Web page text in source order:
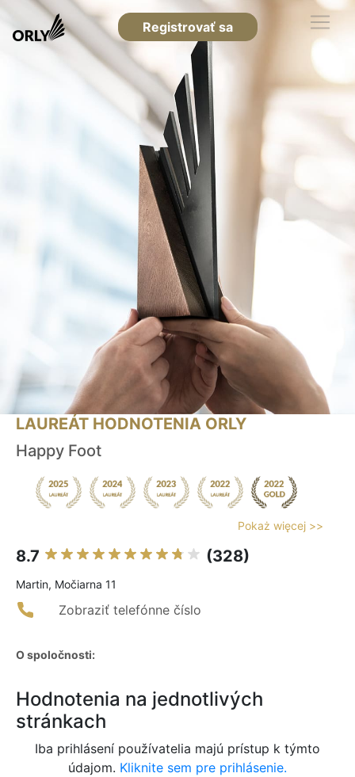
Registrovať sa
LAUREÁT HODNOTENIA ORLY
Happy Foot
Pokaż więcej >>
8.7 (328)
Martin, Močiarna 11
Zobraziť telefónne číslo
O spoločnosti:
Hodnotenia na jednotlivých
stránkach
Iba prihlásení používatelia majú prístup k týmto
údajom. Kliknite sem pre prihlásenie.